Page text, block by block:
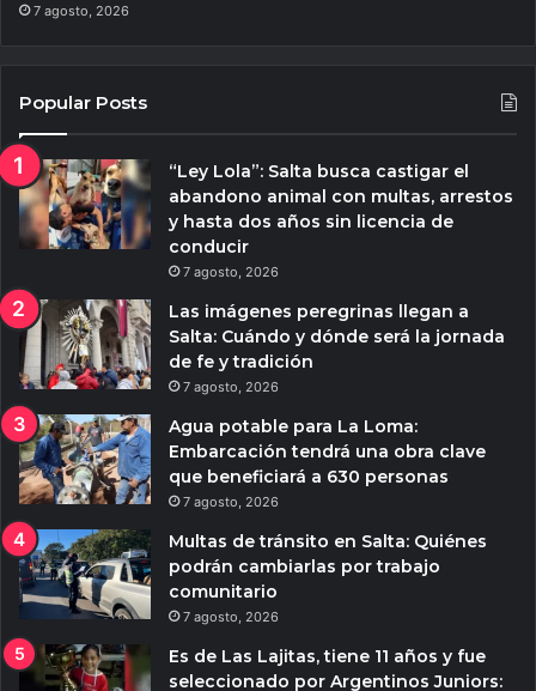
7 agosto, 2026
Popular Posts
“Ley Lola”: Salta busca castigar el
abandono animal con multas, arrestos
y hasta dos años sin licencia de
conducir
7 agosto, 2026
Las imágenes peregrinas llegan a
Salta: Cuándo y dónde será la jornada
de fe y tradición
7 agosto, 2026
Agua potable para La Loma:
Embarcación tendrá una obra clave
que beneficiará a 630 personas
7 agosto, 2026
Multas de tránsito en Salta: Quiénes
podrán cambiarlas por trabajo
comunitario
7 agosto, 2026
Es de Las Lajitas, tiene 11 años y fue
seleccionado por Argentinos Juniors: